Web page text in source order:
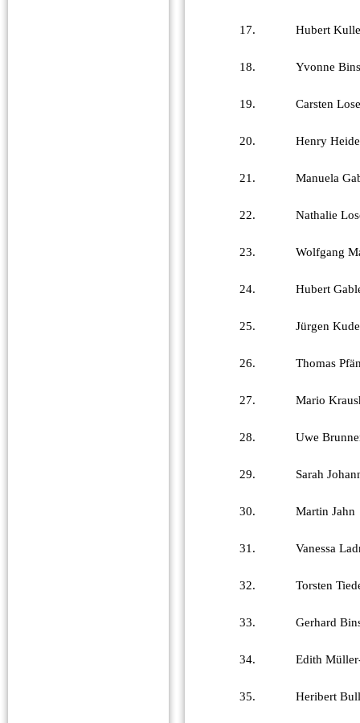
17. Hubert
18. Yvonne
19. Carsten
20. Henry
21. Manuela
22. Nathalie
23. Wolfgang
24. Hubert
25. Jürgen
26. Thomas
27. Mario
28. Uwe
29. Sarah
30. Martin Jahn
31. Vanessa
32. Torsten
33. Gerhard
34. Edith
35. Heribert